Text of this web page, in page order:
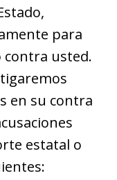
para
contra usted.
en su contra
estatal o